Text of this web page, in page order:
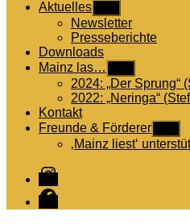
Aktuelles
anzeigen
Newsletter
Presseberichte
Downloads
Mainz las…
anzeigen
2024: „Der Sprung“
2022: „Neringa“
Kontakt
Freunde & Förderer
‚Mainz liest‘
Instagram
Facebook